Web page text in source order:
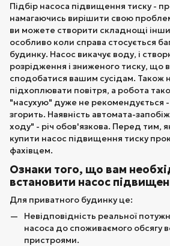
Підбір насоса підвищення тиску -
намагаючись вирішити свою
ви можете створити складнощі
особливо коли справа стосується
будинку. Насос викачує воду, і
розрідження і зниженого тиску, що
сподобатися вашим сусідам. Також
підхоплювати повітря, а робота
"насухую" дуже не рекомендується
згорить. Наявність автомата-
ходу" - річ обов'язкова. Перед тим,
купити насос підвищення тиску
фахівцем.
Ознаки того, що вам
встановити насос
Для приватного будинку це:
Невідповідність реальної
насоса до споживаємого обсягу
пристроями.